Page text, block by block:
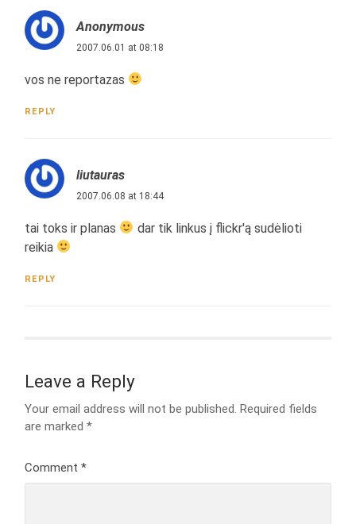
Anonymous
2007.06.01 at 08:18
vos ne reportazas
REPLY
liutauras
2007.06.08 at 18:44
tai toks ir planas
dar tik linkus į flickr'ą sudėlioti
reikia
REPLY
Leave a Reply
Your email address will not be published. Required fields
are marked*
Comment*